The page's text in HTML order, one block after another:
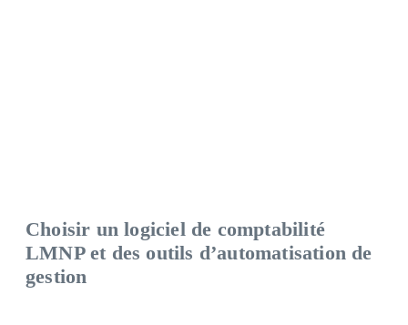
Choisir un logiciel de comptabilité
LMNP et des outils d’automatisation de
gestion